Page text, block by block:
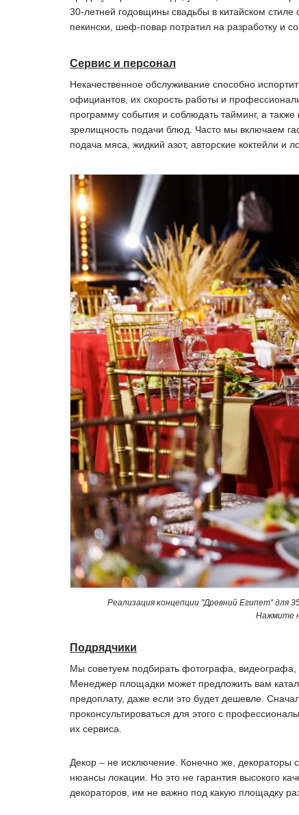
30-летней годовщины свадьбы в китайском стиле
пекински, шеф-повар потратил на разработку и
Сервис и персонал
Некачественное обслуживание способно
официантов, их скорость работы и
программу события и соблюдать тайминг, а также
зрелищность подачи блюд. Часто мы включаем
подача мяса, жидкий азот, авторские коктейли и
Реализация концепции "Древний Египет" для
Нажмите
Подрядчики
Мы советуем подбирать фотографа, видеографа,
Менеджер площадки может предложить вам
предоплату, даже если это будет дешевле.
проконсультироваться для этого с
их сервиса.
Декор – не исключение. Конечно же, декораторы
нюансы локации. Но это не гарантия высокого
декораторов, им не важно под какую площадку